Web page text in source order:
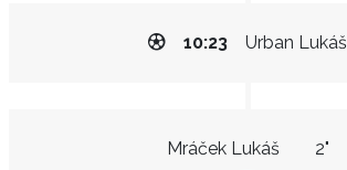
Urban Lukáš
10:23
Mráček Lukáš 2"